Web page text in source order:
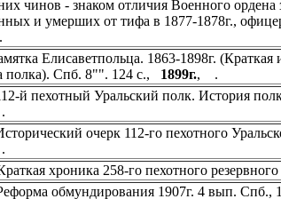
чинов - знаком отличия Военного
и умерших от тифа в 1877-1878г.,
Елисаветпольца. 1863-1898г. (Краткая
полка). Спб. 8"". 124 с., 1899г., .
й пехотный Уральский полк. История
очерк 112-го пехотного
хроника 258-го пехотного
обмундирования 1907г. 4 вып. Спб.,